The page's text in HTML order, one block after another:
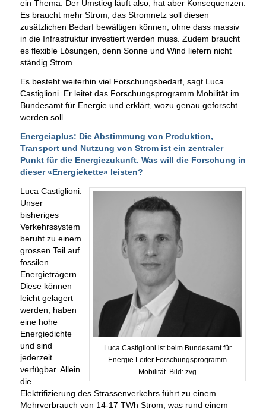
ein Thema. Der Umstieg läuft also, hat aber Konsequenzen:
Es braucht mehr Strom, das Stromnetz soll diesen
zusätzlichen Bedarf bewältigen können, ohne dass massiv
in die Infrastruktur investiert werden muss. Zudem braucht
es flexible Lösungen, denn Sonne und Wind liefern nicht
ständig Strom.
Es besteht weiterhin viel Forschungsbedarf, sagt Luca
Castiglioni. Er leitet das Forschungsprogramm Mobilität im
Bundesamt für Energie und erklärt, wozu genau geforscht
werden soll.
Energeiaplus: Die Abstimmung von Produktion,
Transport und Nutzung von Strom ist ein zentraler
Punkt für die Energiezukunft. Was will die Forschung in
dieser «Energiekette» leisten?
Luca Castiglioni ist beim Bundesamt für
Energie Leiter Forschungsprogramm
Mobilität. Bild: zvg
Luca Castiglioni:
Unser
bisheriges
Verkehrssystem
beruht zu einem
grossen Teil auf
fossilen
Energieträgern.
Diese können
leicht gelagert
werden, haben
eine hohe
Energiedichte
und sind
jederzeit
verfügbar. Allein
die
Elektrifizierung des Strassenverkehrs führt zu einem
Mehrverbrauch von 14-17 TWh Strom, was rund einem